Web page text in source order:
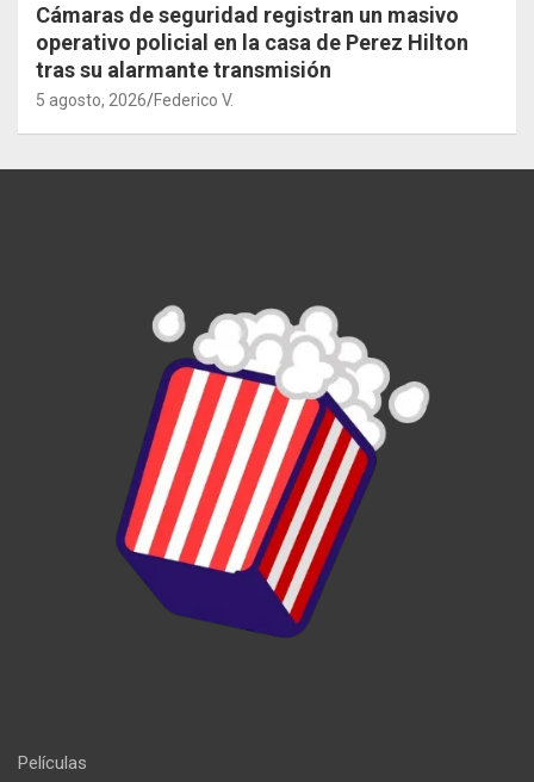
Cámaras de seguridad registran un masivo
operativo policial en la casa de Perez Hilton
tras su alarmante transmisión
5 agosto, 2026 Federico V.
Películas